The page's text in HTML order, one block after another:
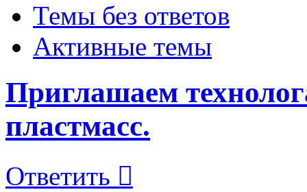
Темы без ответов
Активные темы
Приглашаем
пластмасс.
Ответить